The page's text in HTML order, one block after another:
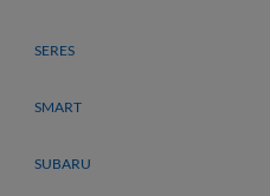
SERES
SMART
SUBARU